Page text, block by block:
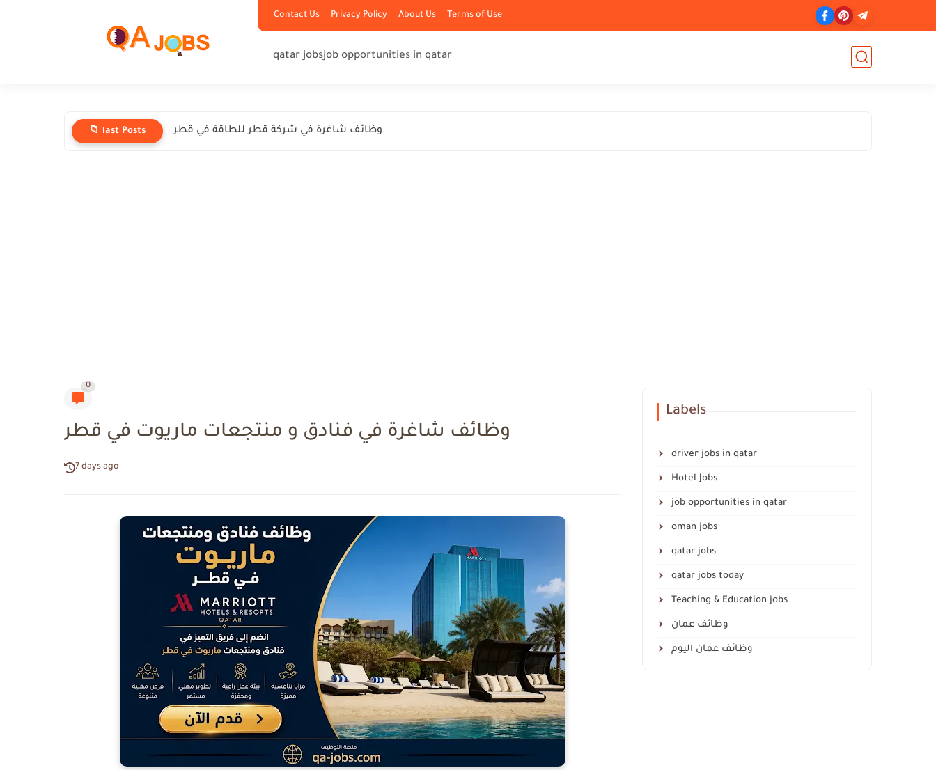
Contact Us Privacy Policy About Us Terms of Use
qatar jobsjob opportunities in qatar
📁 last Posts وظائف شاغرة في شركة قطر للطاقة في قطر
0
وظائف شاغرة في فنادق و منتجعات ماريوت في قطر
7 days ago
Labels
driver jobs in qatar
Hotel Jobs
job opportunities in qatar
oman jobs
qatar jobs
qatar jobs today
Teaching & Education jobs
وظائف عمان
وظائف عمان اليوم